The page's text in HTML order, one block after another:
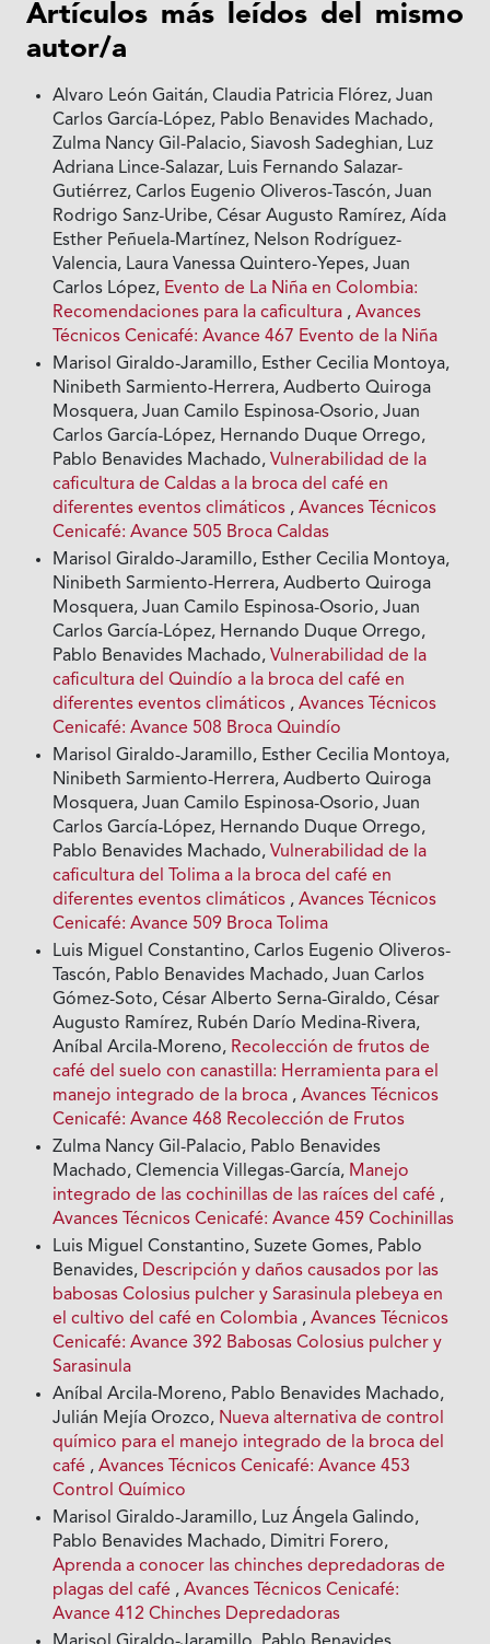
Artículos más leídos del mismo
autor/a
Alvaro León Gaitán, Claudia Patricia Flórez, Juan
Carlos García-López, Pablo Benavides Machado,
Zulma Nancy Gil-Palacio, Siavosh Sadeghian, Luz
Adriana Lince-Salazar, Luis Fernando Salazar-
Gutiérrez, Carlos Eugenio Oliveros-Tascón, Juan
Rodrigo Sanz-Uribe, César Augusto Ramírez, Aída
Esther Peñuela-Martínez, Nelson Rodríguez-
Valencia, Laura Vanessa Quintero-Yepes, Juan
Carlos López, Evento de La Niña en Colombia:
Recomendaciones para la caficultura ,Avances
Técnicos Cenicafé: Avance 467 Evento de la Niña
Marisol Giraldo-Jaramillo, Esther Cecilia Montoya,
Ninibeth Sarmiento-Herrera, Audberto Quiroga
Mosquera, Juan Camilo Espinosa-Osorio, Juan
Carlos García-López, Hernando Duque Orrego,
Pablo Benavides Machado,Vulnerabilidad de la
caficultura de Caldas a la broca del café en
diferentes eventos climáticos ,Avances Técnicos
Cenicafé: Avance 505 Broca Caldas
Marisol Giraldo-Jaramillo, Esther Cecilia Montoya,
Ninibeth Sarmiento-Herrera, Audberto Quiroga
Mosquera, Juan Camilo Espinosa-Osorio, Juan
Carlos García-López, Hernando Duque Orrego,
Pablo Benavides Machado,Vulnerabilidad de la
caficultura del Quindío a la broca del café en
diferentes eventos climáticos ,Avances Técnicos
Cenicafé: Avance 508 Broca Quindío
Marisol Giraldo-Jaramillo, Esther Cecilia Montoya,
Ninibeth Sarmiento-Herrera, Audberto Quiroga
Mosquera, Juan Camilo Espinosa-Osorio, Juan
Carlos García-López, Hernando Duque Orrego,
Pablo Benavides Machado,Vulnerabilidad de la
caficultura del Tolima a la broca del café en
diferentes eventos climáticos ,Avances Técnicos
Cenicafé: Avance 509 Broca Tolima
Luis Miguel Constantino, Carlos Eugenio Oliveros-
Tascón, Pablo Benavides Machado, Juan Carlos
Gómez-Soto, César Alberto Serna-Giraldo, César
Augusto Ramírez, Rubén Darío Medina-Rivera,
Aníbal Arcila-Moreno, Recolección de frutos de
café del suelo con canastilla: Herramienta para el
manejo integrado de la broca ,Avances Técnicos
Cenicafé: Avance 468 Recolección de Frutos
Zulma Nancy Gil-Palacio, Pablo Benavides
Machado, Clemencia Villegas-García, Manejo
integrado de las cochinillas de las raíces del café ,
Avances Técnicos Cenicafé: Avance 459 Cochinillas
Luis Miguel Constantino, Suzete Gomes, Pablo
Benavides, Descripción y daños causados por las
babosas Colosius pulcher y Sarasinula plebeya en
el cultivo del café en Colombia ,Avances Técnicos
Cenicafé: Avance 392 Babosas Colosius pulcher y
Sarasinula
Aníbal Arcila-Moreno, Pablo Benavides Machado,
Julián Mejía Orozco, Nueva alternativa de control
químico para el manejo integrado de la broca del
café ,Avances Técnicos Cenicafé: Avance 453
Control Químico
Marisol Giraldo-Jaramillo, Luz Ángela Galindo,
Pablo Benavides Machado, Dimitri Forero,
Aprenda a conocer las chinches depredadoras de
plagas del café ,Avances Técnicos Cenicafé:
Avance 412 Chinches Depredadoras